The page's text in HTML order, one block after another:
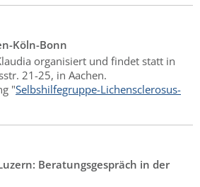
Köln-Bonn
organisiert und findet statt in
21-25, in Aachen.
"Selbshilfegruppe-Lichensclerosus-
Beratungsgespräch in der